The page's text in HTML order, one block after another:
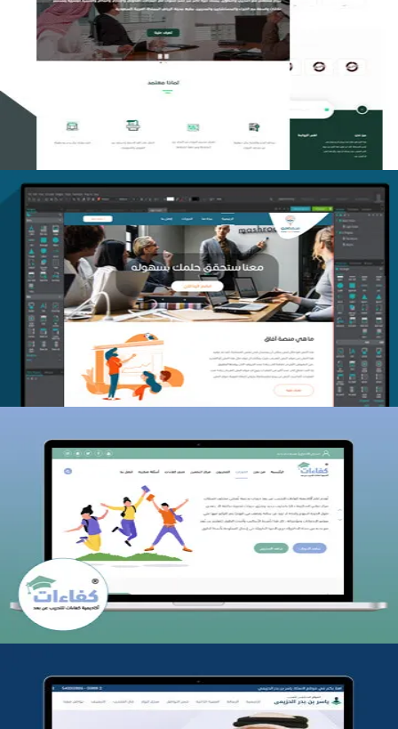
تصميم منصة معتمد للتدريب
التفاصيل
منصة أفق للتدريب
التفاصيل
كفاءات للتدريب
التفاصيل